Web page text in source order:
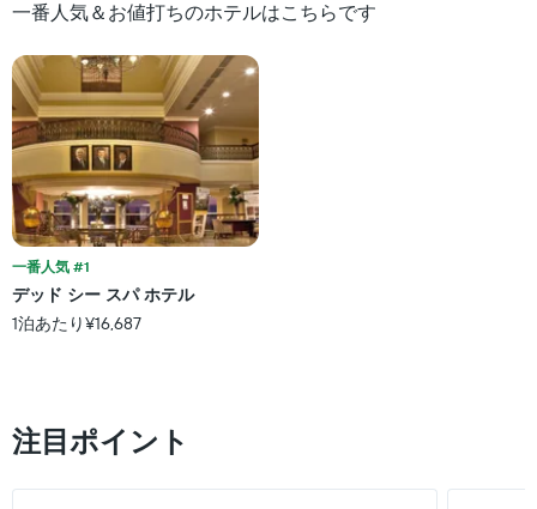
一番人気＆お値打ちのホテルはこちらです
一番人気 #1
デッド シー スパ ホテル
1泊あたり¥16,687
注目ポイント